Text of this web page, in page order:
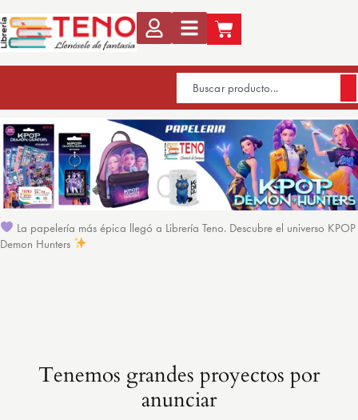
La papelería más épica llegó a Librería Teno. Descubre el universo KPOP
Demon Hunters
Tenemos grandes proyectos por
anunciar